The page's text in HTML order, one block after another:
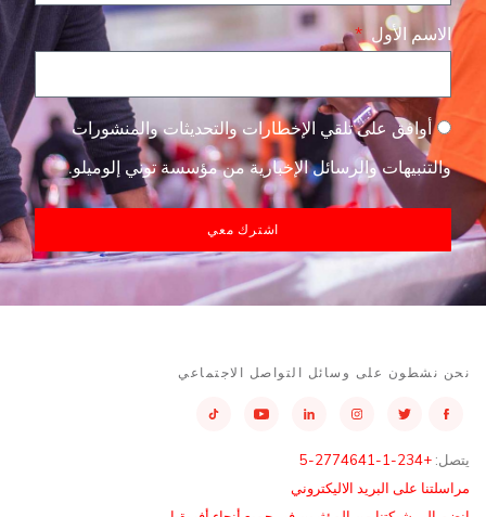
الاسم الأول
أوافق على تلقي الإخطارات والتحديثات والمنشورات
والتنبيهات والرسائل الإخبارية من مؤسسة توني إلوميلو.
اشترك معي
نحن نشطون على وسائل التواصل الاجتماعي
يتصل: +234-1-2774641-5
مراسلتنا على البريد الاليكتروني